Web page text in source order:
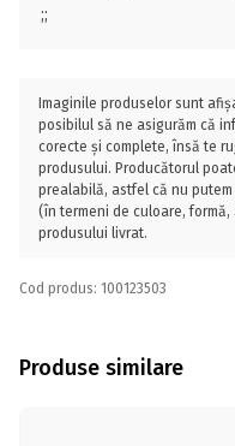
;;
Imaginile produselor sunt
posibilul să ne asigurăm că
corecte și complete, însă te
produsului. Producătorul
prealabilă, astfel că nu
(în termeni de culoare,
produsului livrat.
Cod produs: 100123503
Produse similare